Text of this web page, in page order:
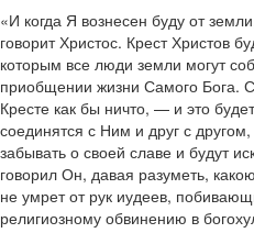
«И когда Я вознесен буду от
говорит Христос. Крест Христов
которым все люди земли могут
приобщении жизни Самого Бога.
Кресте как бы ничто, — и это
соединятся с Ним и друг с
забывать о своей славе и будут
говорил Он, давая разуметь,
не умрет от рук иудеев,
религиозному обвинению в